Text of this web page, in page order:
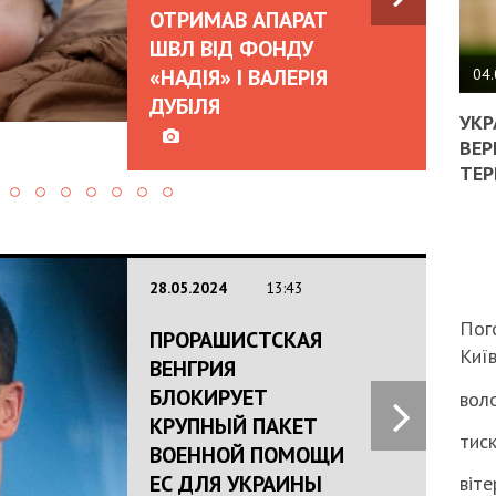
ОТРИМАВ АПАРАТ
ШВЛ ВІД ФОНДУ
«НАДІЯ» І ВАЛЕРІЯ
ДУБІЛЯ
28.05.2024 13:43
ПРОРАШИСТСКАЯ
ВЕНГРИЯ
БЛОКИРУЕТ
КРУПНЫЙ ПАКЕТ
ВОЕННОЙ ПОМОЩИ
ЕС ДЛЯ УКРАИНЫ
НА
Київ